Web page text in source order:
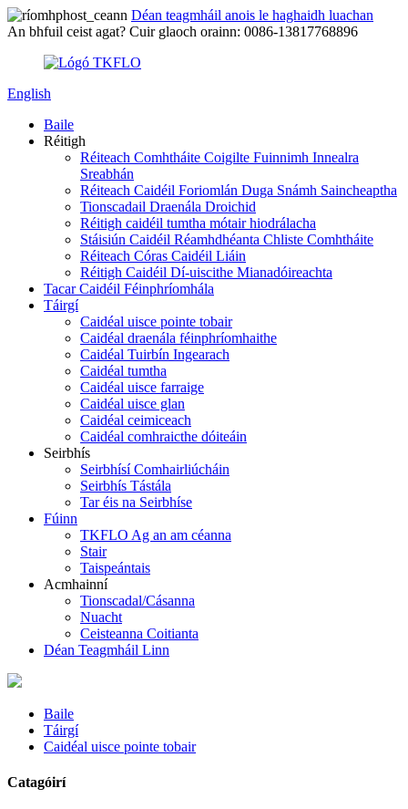
Déan teagmháil anois le haghaidh luachan
An bhfuil ceist agat? Cuir glaoch orainn: 0086-13817768896
English
Baile
Réitigh
Réiteach Comhtháite Coigilte Fuinnimh Innealra
Sreabhán
Réiteach Caidéil Foriomlán Duga Snámh Saincheaptha
Tionscadail Draenála Droichid
Réitigh caidéil tumtha mótair hiodrálacha
Stáisiún Caidéil Réamhdhéanta Chliste Comhtháite
Réiteach Córas Caidéil Liáin
Réitigh Caidéil Dí-uiscithe Mianadóireachta
Tacar Caidéil Féinphríomhála
Táirgí
Caidéal uisce pointe tobair
Caidéal draenála féinphríomhaithe
Caidéal Tuirbín Ingearach
Caidéal tumtha
Caidéal uisce farraige
Caidéal uisce glan
Caidéal ceimiceach
Caidéal comhraicthe dóiteáin
Seirbhís
Seirbhísí Comhairliúcháin
Seirbhís Tástála
Tar éis na Seirbhíse
Fúinn
TKFLO Ag an am céanna
Stair
Taispeántais
Acmhainní
Tionscadal/Cásanna
Nuacht
Ceisteanna Coitianta
Déan Teagmháil Linn
Baile
Táirgí
Caidéal uisce pointe tobair
Catagóirí